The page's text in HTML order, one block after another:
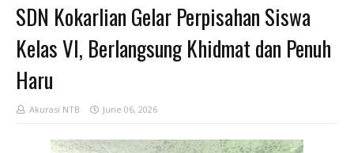
‎SDN Kokarlian Gelar Perpisahan Siswa
Kelas VI, Berlangsung Khidmat dan Penuh
Haru
Akurasi NTB June 06, 2026